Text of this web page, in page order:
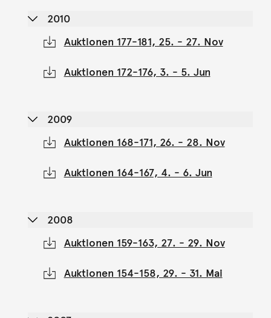
2010
Auktionen 177-181, 25. - 27. Nov
Auktionen 172-176, 3. - 5. Jun
2009
Auktionen 168-171, 26. - 28. Nov
Auktionen 164-167, 4. - 6. Jun
2008
Auktionen 159-163, 27. - 29. Nov
Auktionen 154-158, 29. - 31. Mai